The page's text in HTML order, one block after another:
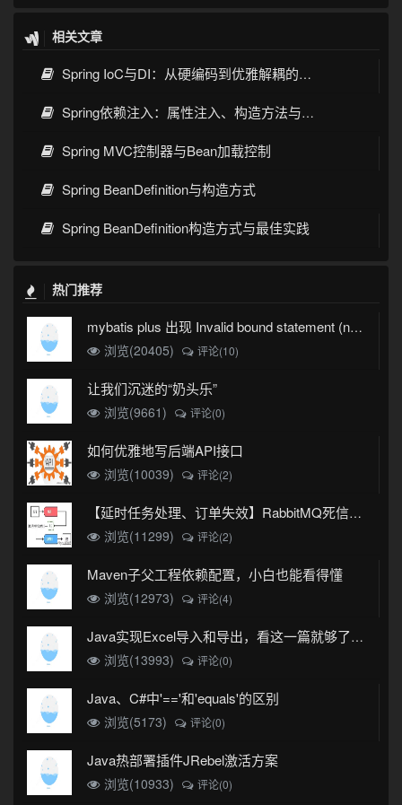
相关文章
Spring IoC与DI：从硬编码到优雅解耦的蜕变之路
Spring依赖注入：属性注入、构造方法与Setter注入对比指南
Spring MVC控制器与Bean加载控制
Spring BeanDefinition与构造方式
Spring BeanDefinition构造方式与最佳实践
热门推荐
mybatis plus 出现 Invalid bound statement (not found)
浏览(20405)
评论(10)
让我们沉迷的“奶头乐”
浏览(9661) 评论(0)
如何优雅地写后端API接口
浏览(10039) 评论(2)
【延时任务处理、订单失效】RabbitMQ死信队列实现
浏览(11299)
评论(2)
Maven子父工程依赖配置，小白也能看得懂
浏览(12973) 评论(4)
Java实现Excel导入和导出，看这一篇就够了(珍藏版)
浏览(13993)
评论(0)
Java、C#中'=='和'equals'的区别
浏览(5173) 评论(0)
Java热部署插件JRebel激活方案
浏览(10933) 评论(0)